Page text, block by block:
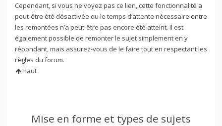
Cependant, si vous ne voyez pas ce lien, cette fonctionnalité a
peut-être été désactivée ou le temps d’attente nécessaire entre
les remontées n’a peut-être pas encore été atteint. Il est
également possible de remonter le sujet simplement en y
répondant, mais assurez-vous de le faire tout en respectant les
règles du forum.
Haut
Mise en forme et types de sujets